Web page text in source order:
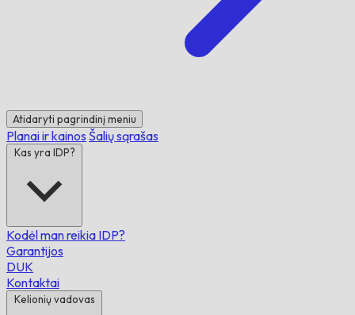
Atidaryti pagrindinį meniu
Planai ir kainos Šalių sąrašas
Kas yra IDP?
Kodėl man reikia IDP?
Garantijos
DUK
Kontaktai
Kelionių vadovas